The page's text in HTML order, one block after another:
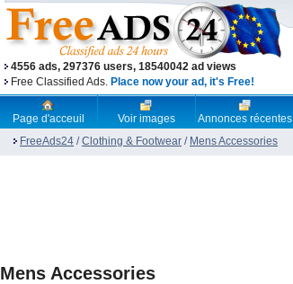
4556 ads, 297376 users, 18540042 ad views
Free Classified Ads. Place now your ad, it's Free!
Page d'acceuil Voir images Annonces récentes
FreeAds24 /Clothing & Footwear / Mens Accessories
Mens Accessories